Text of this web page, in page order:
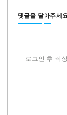
댓글을 달아주세요
로그인 후 작